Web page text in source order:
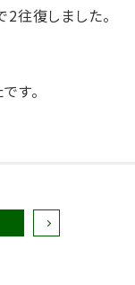
往復しました。
す。